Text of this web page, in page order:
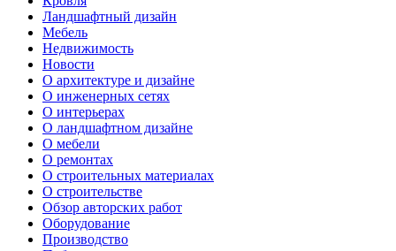
Ландшафтный дизайн
Мебель
Недвижимость
Новости
О архитектуре и дизайне
О инженерных сетях
О интерьерах
О ландшафтном дизайне
О мебели
О ремонтах
О строительных материалах
О строительстве
Обзор авторских работ
Оборудование
Производство